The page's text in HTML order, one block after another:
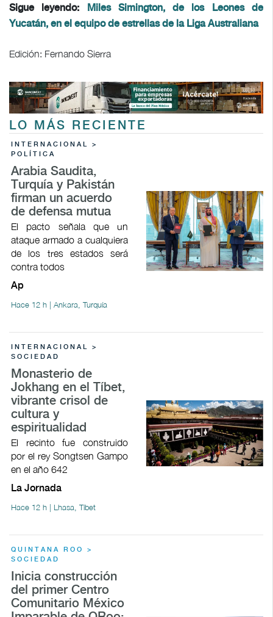
Sigue leyendo:
Miles Simington, de los Leones de
Yucatán, en el equipo de estrellas de la Liga Australiana
Edición: Fernando Sierra
LO MÁS RECIENTE
INTERNACIONAL >
POLÍTICA
Arabia Saudita,
Turquía y Pakistán
firman un acuerdo
de defensa mutua
El pacto señala que un
ataque armado a cualquiera
de los tres estados será
contra todos
Ap
Hace 12 h | Ankara, Turquía
INTERNACIONAL >
SOCIEDAD
Monasterio de
Jokhang en el Tíbet,
vibrante crisol de
cultura y
espiritualidad
El recinto fue construido
por el rey Songtsen Gampo
en el año 642
La Jornada
Hace 12 h | Lhasa, Tíbet
QUINTANA ROO >
SOCIEDAD
Inicia construcción
del primer Centro
Comunitario México